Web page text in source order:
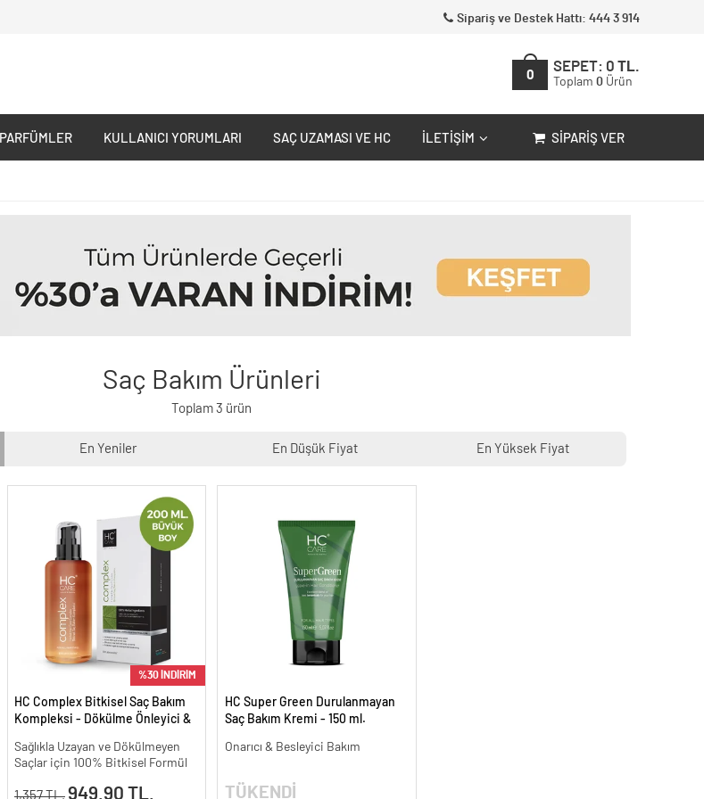
Sipariş ve Destek Hattı: 444 3 914
0
SEPET: 0 TL.
Toplam 0 Ürün
PARFÜMLER KULLANICI YORUMLARI SAÇ UZAMASI VE HC İLETIŞIM SIPARIŞ VER
Saç Bakım Ürünleri
Toplam 3 ürün
En Yeniler En Düşük Fiyat En Yüksek Fiyat
%30 İNDİRİM
HC Complex Bitkisel Saç Bakım
Kompleksi - Dökülme Önleyici &
200 ml.
Sağlıkla Uzayan ve Dökülmeyen
Saçlar için 100% Bitkisel Formül
1,357 TL. 949.90 TL.
HC Super Green Durulanmayan
Saç Bakım Kremi - 150 ml.
Onarıcı & Besleyici Bakım
TÜKENDİ